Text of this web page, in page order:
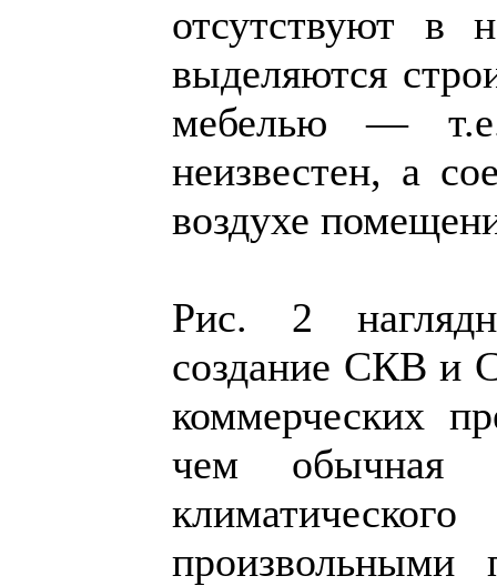
отсутствуют в
выделяются
мебелью — т.е.
неизвестен, а
воздухе
Рис. 2
создание СКВ и
коммерческих
чем обычная
произвольными